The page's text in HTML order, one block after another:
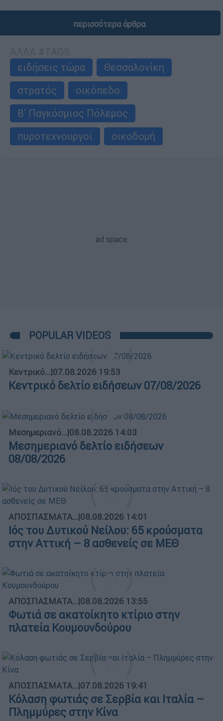
περισσότερα άρθρα
ειδήσεις τώρα
Θεσσαλονίκη
στρατός
οικόπεδο
Β' Παγκόσμιος Πόλεμος
πυροτεχνουργοί
οικοδομή
POPULAR VIDEOS
Κεντρικό...|07.08.2026 19:53
Κεντρικό δελτίο ειδήσεων 07/08/2026
Μεσημεριανό...|08.08.2026 14:03
Μεσημεριανό δελτίο ειδήσεων
08/08/2026
ΑΠΟΣΠΑΣΜΑΤΑ...|08.08.2026 14:01
Ιός του Δυτικού Νείλου: 65 κρούσματα
στην Αττική – 8 ασθενείς σε ΜΕΘ
ΑΠΟΣΠΑΣΜΑΤΑ...|08.08.2026 13:55
Φωτιά σε ακατοίκητο κτίριο στην
πλατεία Κουμουνδούρου
ΑΠΟΣΠΑΣΜΑΤΑ...|07.08.2026 19:41
Κόλαση φωτιάς σε Σερβία και Ιταλία –
Πλημμύρες στην Κίνα